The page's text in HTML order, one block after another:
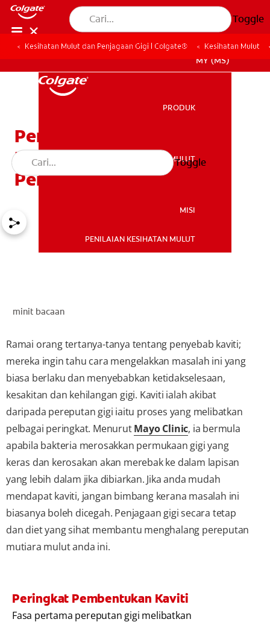
Toggle
MY (MS)
MY (MS)
PRODUK
KESIHATAN MULUT
MISI
PENILAIAN KESIHATAN MULUT
Toggle
Kesihatan Mulut dan Penjagaan Gigi | Colgate® Kesihatan Mulut
Penyebab Kaviti:
Pembentukan dan
Pencegahan
minit bacaan
Ramai orang tertanya-tanya tentang penyebab kaviti;
mereka ingin tahu cara mengelakkan masalah ini yang
biasa berlaku dan menyebabkan ketidakselesaan,
kesakitan dan kehilangan gigi. Kaviti ialah akibat
daripada pereputan gigi iaitu proses yang melibatkan
pelbagai peringkat. MenurutMayo Clinic, ia bermula
apabila bakteria merosakkan permukaan gigi yang
keras dan kerosakan akan merebak ke dalam lapisan
yang lebih dalam jika dibiarkan. Jika anda mudah
mendapat kaviti, jangan bimbang kerana masalah ini
biasanya boleh dicegah. Penjagaan gigi secara tetap
dan diet yang sihat membantu menghalang pereputan
mutiara mulut anda ini.
Peringkat Pembentukan Kaviti
Fasa pertama pereputan gigi melibatkan